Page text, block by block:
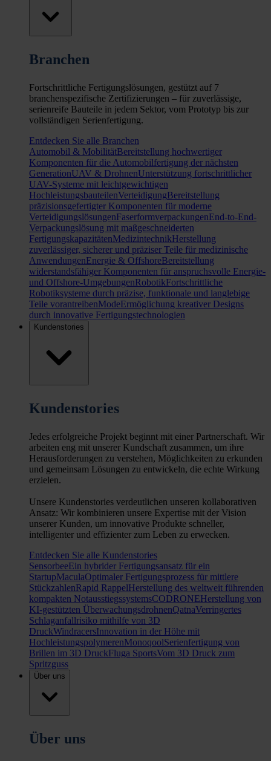
Branchen
Fortschrittliche Fertigungslösungen, gestützt auf 7
branchenspezifische Zertifizierungen – für zuverlässige,
serienreife Bauteile in jedem Sektor, vom Prototyp bis zur
vollständigen Serienfertigung.
Entdecken Sie alle Branchen
Automobil & MobilitätBereitstellung hochwertiger
Komponenten für die Automobilfertigung der nächsten
GenerationUAV & DrohnenUnterstützung fortschrittlicher
UAV-Systeme mit leichtgewichtigen
HochleistungsbauteilenVerteidigungBereitstellung
präzisionsgefertigter Komponenten für moderne
VerteidigungslösungenFaserformverpackungenEnd-to-End-
Verpackungslösung mit maßgeschneiderten
FertigungskapazitätenMedizintechnikHerstellung
zuverlässiger, sicherer und präziser Teile für medizinische
AnwendungenEnergie & OffshoreBereitstellung
widerstandsfähiger Komponenten für anspruchsvolle Energie-
und Offshore-UmgebungenRobotikFortschrittliche
Robotiksysteme durch präzise, funktionale und langlebige
Teile vorantreibenModeErmöglichung kreativer Designs
durch innovative Fertigungstechnologien
Kundenstories
Kundenstories
Jedes erfolgreiche Projekt beginnt mit einer Partnerschaft. Wir
arbeiten eng mit unserer Kundschaft zusammen, um ihre
Herausforderungen zu verstehen, Möglichkeiten zu erkunden
und gemeinsam Lösungen zu entwickeln, die echte Wirkung
erzielen.
Unsere Kundenstories verdeutlichen unseren kollaborativen
Ansatz: Wir kombinieren unsere Expertise mit der Vision
unserer Kunden, um innovative Produkte schneller,
intelligenter und effizienter zum Leben zu erwecken.
Entdecken Sie alle Kundenstories
SensorbeeEin hybrider Fertigungsansatz für ein
StartupMaculaOptimaler Fertigungsprozess für mittlere
StückzahlenRapid RappelHerstellung des weltweit führenden
kompakten NotausstiegssystemsCODRONEHerstellung von
KI-gestützten ÜberwachungsdrohnenQatnaVerringertes
Schlaganfallrisiko mithilfe von 3D
DruckWindracersInnovation in der Höhe mit
HochleistungspolymerenMonoqoolSerienfertigung von
Brillen im 3D DruckFluga SportsVom 3D Druck zum
Spritzguss
Über uns
Über uns